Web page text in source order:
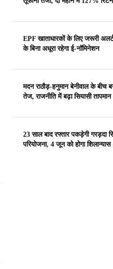
EPF खाताधारकों के लिए जरूरी
के बिना अधूरा रहेगा ई-नॉमिनेशन
मदन राठौड़-हनुमान बेनीवाल के बीच
तेज, राजनीति में बढ़ा सियासी तापमान
23 साल बाद रफ्तार पकड़ेगी गरड़दा
परियोजना, 4 जून को होगा शिलान्यास